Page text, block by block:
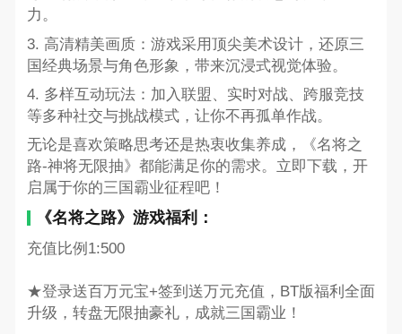
力。
3. 高清精美画质：游戏采用顶尖美术设计，还原三
国经典场景与角色形象，带来沉浸式视觉体验。
4. 多样互动玩法：加入联盟、实时对战、跨服竞技
等多种社交与挑战模式，让你不再孤单作战。
无论是喜欢策略思考还是热衷收集养成，《名将之
路-神将无限抽》都能满足你的需求。立即下载，开
启属于你的三国霸业征程吧！
《名将之路》游戏福利：
充值比例1:500
★登录送百万元宝+签到送万元充值，BT版福利全面
升级，转盘无限抽豪礼，成就三国霸业！